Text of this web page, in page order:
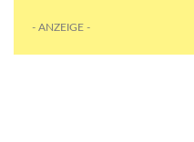
- ANZEIGE -